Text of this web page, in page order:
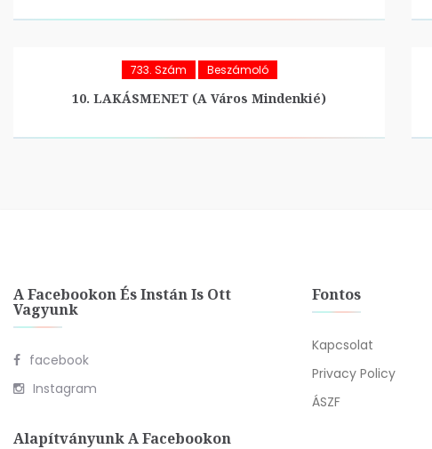
733. Szám Beszámoló
10. LAKÁSMENET (A Város Mindenkié)
A Facebookon És Instán Is Ott
Vagyunk
facebook
Instagram
Alapítványunk A Facebookon
Fontos
Kapcsolat
Privacy Policy
ÁSZF